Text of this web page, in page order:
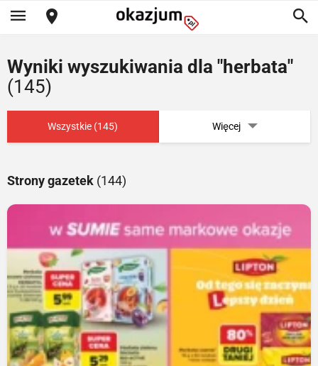
Wyniki wyszukiwania dla "herbata"
(145)
Wszystkie (145) Więcej
Strony gazetek (144)